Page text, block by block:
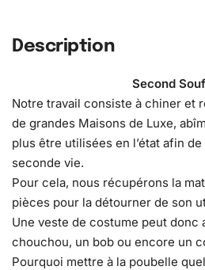
Description
Second
Notre travail consiste à chiner et
de grandes Maisons de Luxe,
plus être utilisées en l’état afin
seconde vie.
Pour cela, nous récupérons la
pièces pour la détourner de son
Une veste de costume peut donc
chouchou, un bob ou encore un
Pourquoi mettre à la poubelle